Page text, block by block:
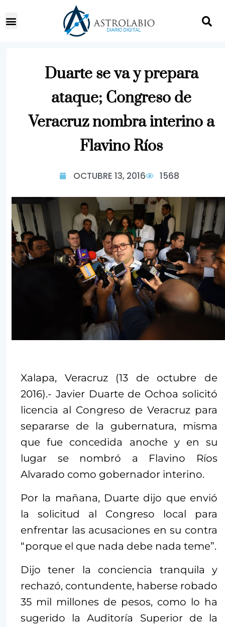
Duarte se va y prepara
ataque; Congreso de
Veracruz nombra interino a
Flavino Ríos
OCTUBRE 13, 2016 1568
Xalapa, Veracruz (13 de octubre de
2016).- Javier Duarte de Ochoa solicitó
licencia al Congreso de Veracruz para
separarse de la gubernatura, misma
que fue concedida anoche y en su
lugar se nombró a Flavino Ríos
Alvarado como gobernador interino.
Por la mañana, Duarte dijo que envió
la solicitud al Congreso local para
enfrentar las acusaciones en su contra
“porque el que nada debe nada teme”.
Dijo tener la conciencia tranquila y
rechazó, contundente, haberse robado
35 mil millones de pesos, como lo ha
sugerido la Auditoría Superior de la